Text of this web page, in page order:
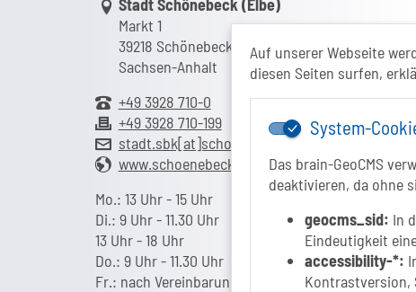
Auf unserer Webseite
diesen Seiten surfen,
System-
Das brain-GeoCMS
deaktivieren, da ohne
geocms_sid: In
Eindeutigkeit
accessibility-*:
Kontrastversion,
Stadt Schönebeck (Elbe)
Markt 1
39218 Schönebeck (Elbe)
Sachsen-Anhalt
+49 3928 710-0
+49 3928 710-199
stadt.sbk[at]schoenebeck-elbe.de
www.schoenebeck.de
Mo.: 13 Uhr - 15 Uhr
Di.: 9 Uhr - 11.30 Uhr
13 Uhr - 18 Uhr
Do.: 9 Uhr - 11.30 Uhr
Fr.: nach Vereinbarung